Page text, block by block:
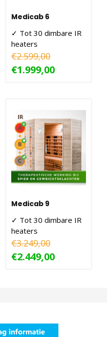
Medicab 6
✓ Tot 30 dimbare IR
heaters
✓ 180X120X190CM -
2800W
€2.599,00
€1.999,00
Medicab 9
✓ Tot 30 dimbare IR
heaters
✓ 210X140X190 CM -
3500 Watt
€3.249,00
€2.449,00